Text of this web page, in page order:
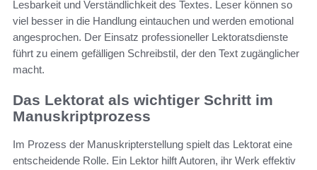
Lesbarkeit und Verständlichkeit des Textes. Leser können so
viel besser in die Handlung eintauchen und werden emotional
angesprochen. Der Einsatz professioneller Lektoratsdienste
führt zu einem gefälligen Schreibstil, der den Text zugänglicher
macht.
Das Lektorat als wichtiger Schritt im
Manuskriptprozess
Im Prozess der Manuskripterstellung spielt das Lektorat eine
entscheidende Rolle. Ein Lektor hilft Autoren, ihr Werk effektiv